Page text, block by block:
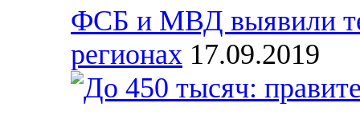
ФСБ и МВД выявили
регионах 17.09.2019